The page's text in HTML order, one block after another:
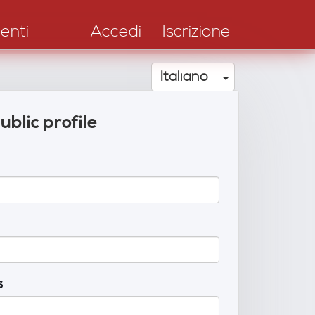
Accedi Iscrizione
Italiano Toggle
profile